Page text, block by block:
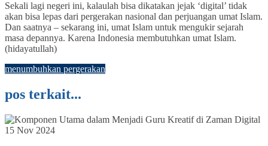
Sekali lagi negeri ini, kalaulah bisa dikatakan jejak ‘digital’ tidak
akan bisa lepas dari pergerakan nasional dan perjuangan umat Islam.
Dan saatnya – sekarang ini, umat Islam untuk mengukir sejarah
masa depannya. Karena Indonesia membutuhkan umat Islam.
(hidayatullah)
menumbuhkan pergerakan
pos terkait...
15 Nov 2024